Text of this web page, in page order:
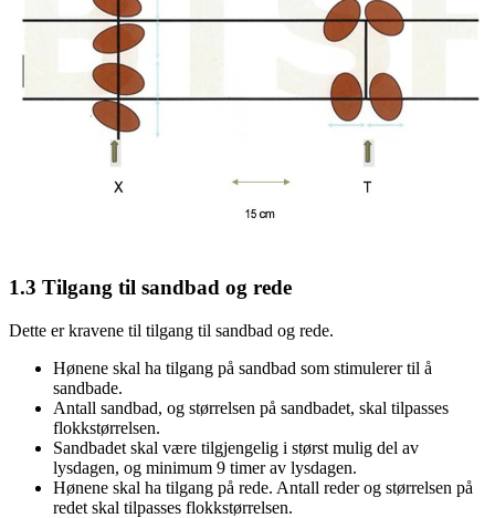
1.3 Tilgang til sandbad og rede
Dette er kravene til tilgang til sandbad og rede.
Hønene skal ha tilgang på sandbad som stimulerer til å
sandbade.
Antall sandbad, og størrelsen på sandbadet, skal tilpasses
flokkstørrelsen.
Sandbadet skal være tilgjengelig i størst mulig del av
lysdagen, og minimum 9 timer av lysdagen.
Hønene skal ha tilgang på rede. Antall reder og størrelsen på
redet skal tilpasses flokkstørrelsen.